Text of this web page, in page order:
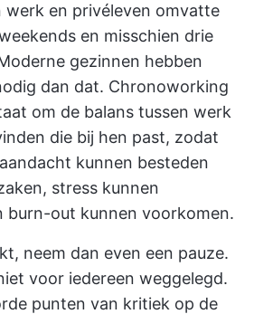
werk en privéleven omvatte
en misschien drie
gezinnen hebben
dan dat. Chronoworking
om de balans tussen werk
die bij hen past, zodat
kunnen besteden
stress kunnen
burn-out kunnen voorkomen.
neem dan even een pauze.
voor iedereen weggelegd.
punten van kritiek op de